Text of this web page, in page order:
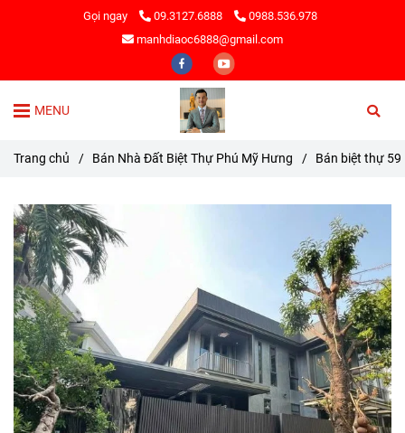
Gọi ngay 09.3127.6888
0988.536.978
manhdiaoc6888@gmail.com
MENU
Trang chủ / Bán Nhà Đất Biệt Thự Phú Mỹ Hưng / Bán biệt thự 59